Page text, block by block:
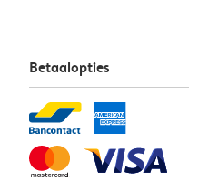
Betaalopties